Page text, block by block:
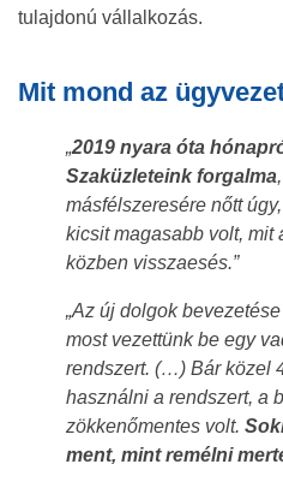
tulajdonú vállalkozás.
Mit mond az
„2019 nyara óta
Szaküzleteink forgalma
másfélszeresére nőtt
kicsit magasabb volt, mit
közben visszaesés.”
„Az új dolgok
most vezettünk be egy
rendszert. (…) Bár közel
használni a rendszert, a
zökkenőmentes volt.
ment, mint remélni